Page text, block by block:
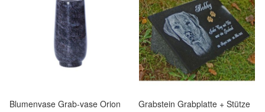
Blumenvase Grab-vase Orion
Grabstein Grabplatte + Stütze